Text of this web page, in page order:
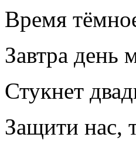
Время
Завтра
Стукнет
Защити нас,